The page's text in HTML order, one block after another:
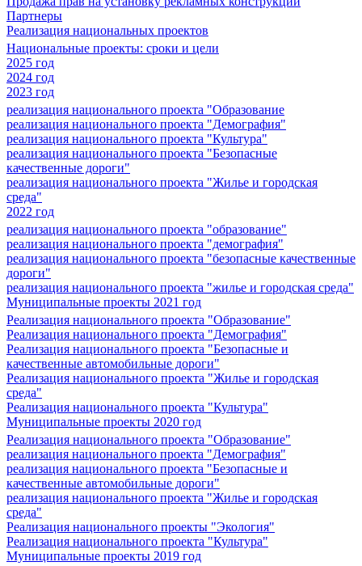
Партнеры
Реализация национальных проектов
Национальные проекты: сроки и цели
2025 год
2024 год
2023 год
реализация национального проекта "Образование
реализация национального проекта "Демография"
реализация национального проекта "Культура"
реализация национального проекта "Безопасные
качественные дороги"
реализация национального проекта "Жилье и городская
среда"
2022 год
реализация национального проекта "образование"
реализация национального проекта "демография"
реализация национального проекта "безопасные качественные
дороги"
реализация национального проекта "жилье и городская среда"
Муниципальные проекты 2021 год
Реализация национального проекта "Образование"
Реализация национального проекта "Демография"
Реализация национального проекта "Безопасные и
качественные автомобильные дороги"
Реализация национального проекта "Жилье и городская
среда"
Реализация национального проекта "Культура"
Муниципальные проекты 2020 год
Реализация национального проекта "Образование"
реализация национального проекта "Демография"
реализация национального проекта "Безопасные и
качественные автомобильные дороги"
реализация национального проекта "Жилье и городская
среда"
Реализация национального проекты "Экология"
Реализация национального проекта "Культура"
Муниципальные проекты 2019 год